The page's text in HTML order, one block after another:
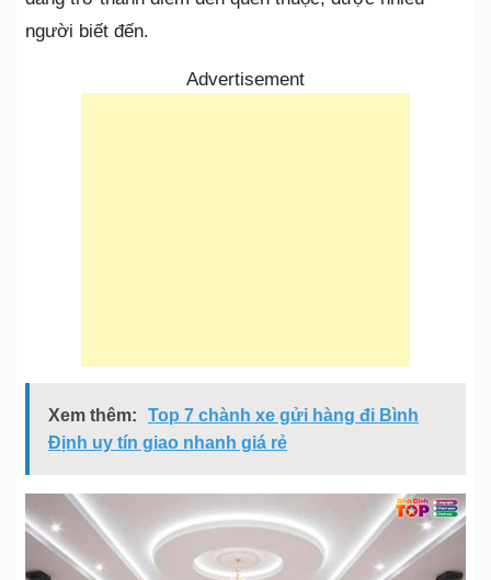
người biết đến.
Advertisement
Xem thêm:
Top 7 chành xe gửi hàng đi Bình
Định uy tín giao nhanh giá rẻ